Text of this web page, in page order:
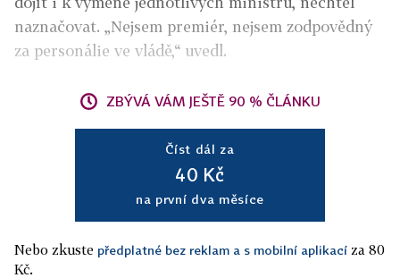
naznačovat. „Nejsem premiér, nejsem zodpovědný
za personálie ve vládě,“ uvedl.
ZBÝVÁ VÁM JEŠTĚ 90 % ČLÁNKU
Číst dál za
40 Kč
na první dva měsíce
Nebo zkuste předplatné bez reklam a s mobilní aplikací za 80
Kč.